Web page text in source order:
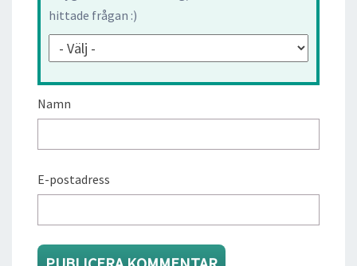
hittade frågan :)
Namn
E-postadress